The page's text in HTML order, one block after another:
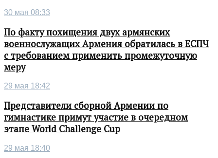
30 мая 08:33
По факту похищения двух армянских
военнослужащих Армения обратилась в ЕСПЧ
с требованием применить промежуточную
меру
29 мая 18:42
Представители сборной Армении по
гимнастике примут участие в очередном
этапе World Challenge Cup
29 мая 18:40